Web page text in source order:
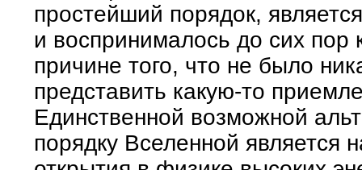
простейший порядок,
и воспринималось до сих
причине того, что не было
представить какую-то
Единственной возможной
порядку Вселенной